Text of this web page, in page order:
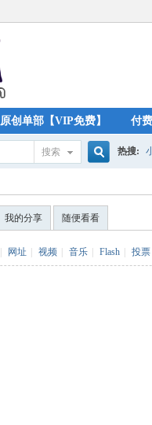
原创单部【VIP免费】 付
搜索 热搜:
我的分享 随便看看
网址 视频 音乐 Flash 投票